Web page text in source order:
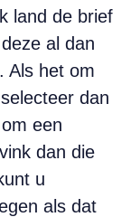
land de brief
al dan
Als het om
dan
een
dan die
u
als dat